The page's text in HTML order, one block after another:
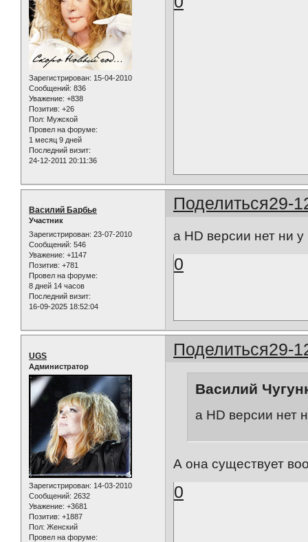
Зарегистрирован: 15-04-2010
Сообщений: 836
Уважение: +838
Позитив: +26
Пол: Мужской
Провел на форуме:
1 месяц 9 дней
Последний визит:
24-12-2011 20:11:36
Поделиться29-
Василий Барбье
Участник
Зарегистрирован: 23-07-2010
Сообщений: 546
Уважение: +1147
Позитив: +781
Провел на форуме:
8 дней 14 часов
Последний визит:
16-09-2025 18:52:04
а HD версии нет ни у
0
Поделиться29-
UGS
Администратор
Зарегистрирован: 14-03-2010
Сообщений: 2632
Уважение: +3681
Позитив: +1887
Пол: Женский
Провел на форуме:
Василий
а HD версии нет
А она существует
0